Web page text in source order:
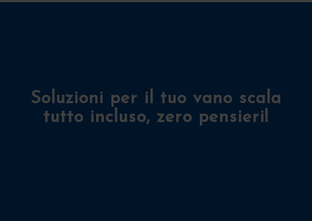
Soluzioni per il tuo vano scala
tutto incluso, zero pensieri!